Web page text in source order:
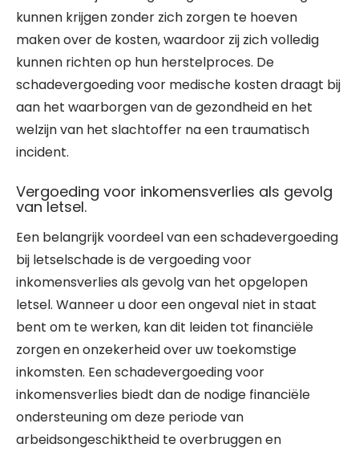
kunnen krijgen zonder zich zorgen te hoeven
maken over de kosten, waardoor zij zich volledig
kunnen richten op hun herstelproces. De
schadevergoeding voor medische kosten draagt bij
aan het waarborgen van de gezondheid en het
welzijn van het slachtoffer na een traumatisch
incident.
Vergoeding voor inkomensverlies als gevolg
van letsel.
Een belangrijk voordeel van een schadevergoeding
bij letselschade is de vergoeding voor
inkomensverlies als gevolg van het opgelopen
letsel. Wanneer u door een ongeval niet in staat
bent om te werken, kan dit leiden tot financiële
zorgen en onzekerheid over uw toekomstige
inkomsten. Een schadevergoeding voor
inkomensverlies biedt dan de nodige financiële
ondersteuning om deze periode van
arbeidsongeschiktheid te overbruggen en